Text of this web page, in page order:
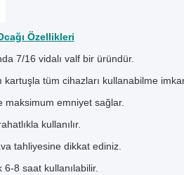
Özellikleri
7/16 vidalı valf bir üründür.
tüm cihazları kullanabilme
emniyet sağlar.
kullanılır.
tahliyesine dikkat ediniz.
8 saat kullanılabilir.